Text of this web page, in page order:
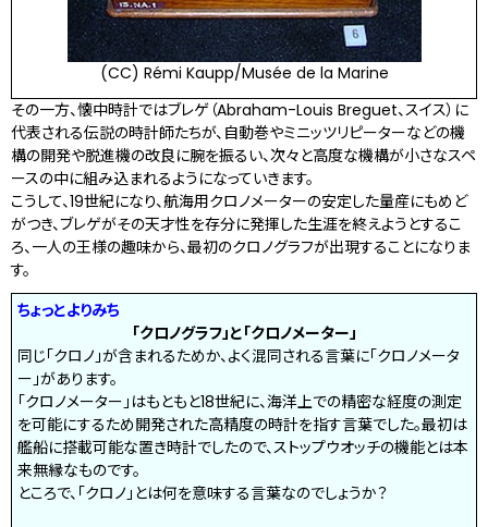
(CC) Rémi Kaupp/Musée de la Marine
その一方、懐中時計ではブレゲ（Abraham-Louis Breguet、スイス）に
代表される伝説の時計師たちが、自動巻やミニッツリピーターなどの機
構の開発や脱進機の改良に腕を振るい、次々と高度な機構が小さなスペ
ースの中に組み込まれるようになっていきます。
こうして、19世紀になり、航海用クロノメーターの安定した量産にもめど
がつき、ブレゲがその天才性を存分に発揮した生涯を終えようとするこ
ろ、一人の王様の趣味から、最初のクロノグラフが出現することになりま
す。
ちょっとよりみち
「クロノグラフ」と「クロノメーター」
同じ「クロノ」が含まれるためか、よく混同される言葉に「クロノメータ
ー」があります。
「クロノメーター」はもともと18世紀に、海洋上での精密な経度の測定
を可能にするため開発された高精度の時計を指す言葉でした。最初は
艦船に搭載可能な置き時計でしたので、ストップウオッチの機能とは本
来無縁なものです。
ところで、「クロノ」とは何を意味する言葉なのでしょうか？